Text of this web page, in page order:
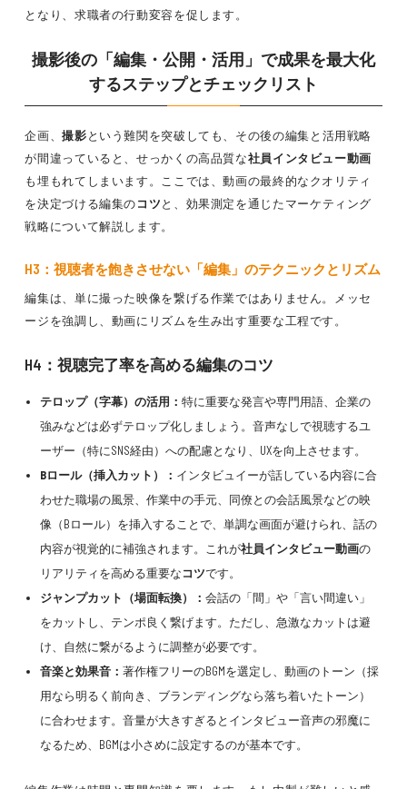
となり、求職者の行動変容を促します。
撮影後の「編集・公開・活用」で成果を最大化
するステップとチェックリスト
企画、撮影という難関を突破しても、その後の編集と活用戦略
が間違っていると、せっかくの高品質な社員インタビュー動画
も埋もれてしまいます。ここでは、動画の最終的なクオリティ
を決定づける編集のコツと、効果測定を通じたマーケティング
戦略について解説します。
H3：視聴者を飽きさせない「編集」のテクニックとリズム
編集は、単に撮った映像を繋げる作業ではありません。メッセ
ージを強調し、動画にリズムを生み出す重要な工程です。
H4：視聴完了率を高める編集のコツ
テロップ（字幕）の活用： 特に重要な発言や専門用語、企業の
強みなどは必ずテロップ化しましょう。音声なしで視聴するユ
ーザー（特にSNS経由）への配慮となり、UXを向上させます。
Bロール（挿入カット）： インタビュイーが話している内容に合
わせた職場の風景、作業中の手元、同僚との会話風景などの映
像（Bロール）を挿入することで、単調な画面が避けられ、話の
内容が視覚的に補強されます。これが社員インタビュー動画の
リアリティを高める重要なコツです。
ジャンプカット（場面転換）： 会話の「間」や「言い間違い」
をカットし、テンポ良く繋げます。ただし、急激なカットは避
け、自然に繋がるように調整が必要です。
音楽と効果音： 著作権フリーのBGMを選定し、動画のトーン（採
用なら明るく前向き、ブランディングなら落ち着いたトーン）
に合わせます。音量が大きすぎるとインタビュー音声の邪魔に
なるため、BGMは小さめに設定するのが基本です。